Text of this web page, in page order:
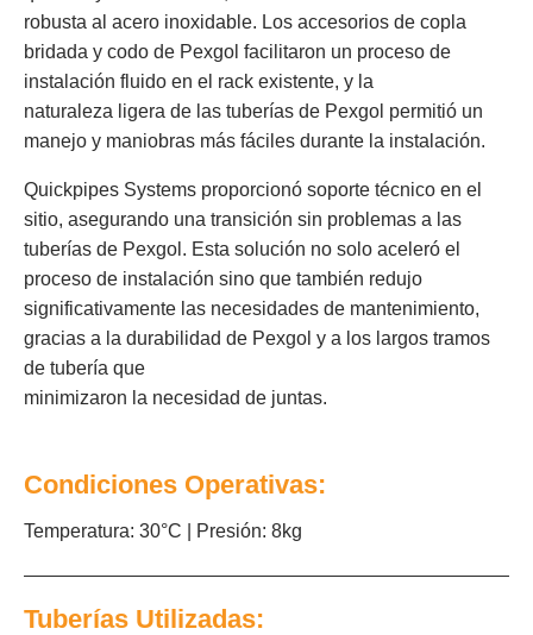
robusta al acero inoxidable. Los accesorios de copla
bridada y codo de Pexgol facilitaron un proceso de
instalación fluido en el rack existente, y la
naturaleza ligera de las tuberías de Pexgol permitió un
manejo y maniobras más fáciles durante la instalación.
Quickpipes Systems proporcionó soporte técnico en el
sitio, asegurando una transición sin problemas a las
tuberías de Pexgol. Esta solución no solo aceleró el
proceso de instalación sino que también redujo
significativamente las necesidades de mantenimiento,
gracias a la durabilidad de Pexgol y a los largos tramos
de tubería que
minimizaron la necesidad de juntas.
Condiciones Operativas:
Temperatura: 30°C | Presión: 8kg
Tuberías Utilizadas: